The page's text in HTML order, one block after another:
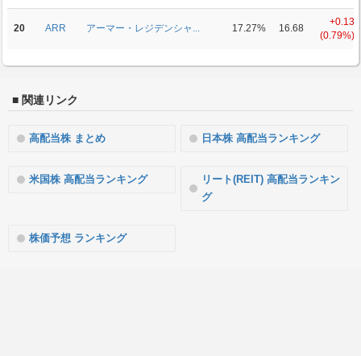
20 ARR アーマー・レジデンシャ... 17.27% 16.68
+0.13
(0.79%)
■ 関連リンク
高配当株 まとめ 日本株 高配当ランキング
米国株 高配当ランキング
リート(REIT) 高配当ランキン
グ
株価予想 ランキング